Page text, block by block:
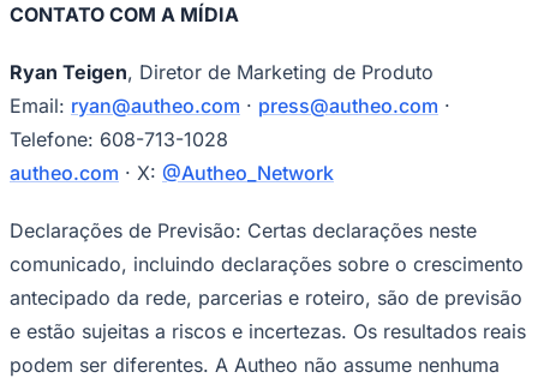
CONTATO COM A MÍDIA
Ryan Teigen, Diretor de Marketing de Produto
Email: ryan@autheo.com · press@autheo.com ·
Telefone: 608-713-1028
autheo.com · X: @Autheo_Network
Declarações de Previsão: Certas declarações neste
comunicado, incluindo declarações sobre o crescimento
antecipado da rede, parcerias e roteiro, são de previsão
e estão sujeitas a riscos e incertezas. Os resultados reais
podem ser diferentes. A Autheo não assume nenhuma